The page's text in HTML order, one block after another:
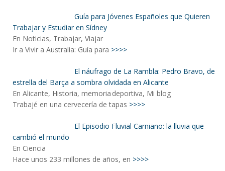
Guía para Jóvenes Españoles que Quieren
Trabajar y Estudiar en Sídney
En Noticias, Trabajar, Viajar
Ir a Vivir a Australia: Guía para >>>>
El náufrago de La Rambla: Pedro Bravo, de
estrella del Barça a sombra olvidada en Alicante
En Alicante, Historia, memoria deportiva, Mi blog
Trabajé en una cervecería de tapas >>>>
El Episodio Fluvial Carniano: la lluvia que
cambió el mundo
En Ciencia
Hace unos 233 millones de años, en >>>>